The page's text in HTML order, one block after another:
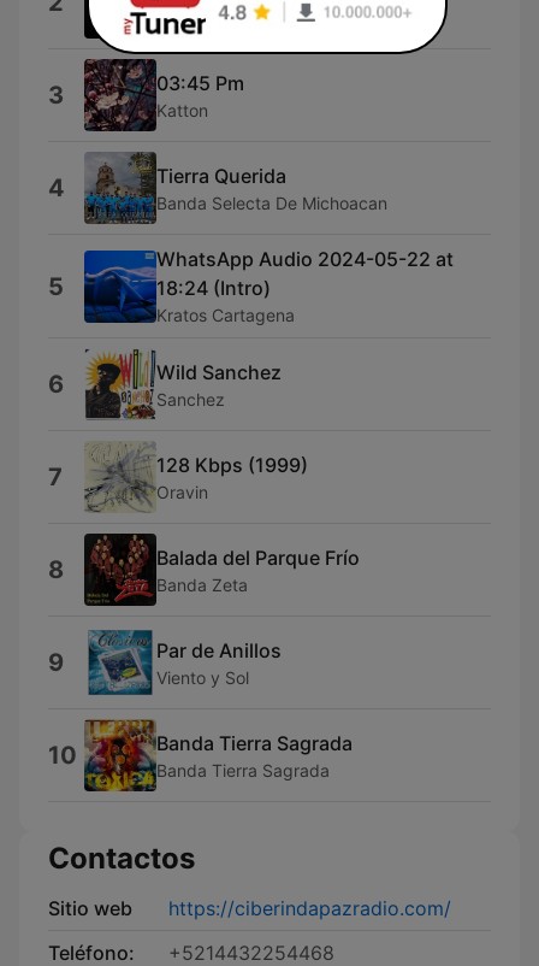
Clave 03
3 03:45 Pm
Katton
4 Tierra Querida
Banda Selecta De Michoacan
5
WhatsApp Audio 2024-05-22 at
18:24 (Intro)
Kratos Cartagena
6 Wild Sanchez
Sanchez
7 128 Kbps (1999)
Oravin
8 Balada del Parque Frío
Banda Zeta
9 Par de Anillos
Viento y Sol
10 Banda Tierra Sagrada
Banda Tierra Sagrada
Contactos
Sitio web
https://ciberindapazradio.com/
Teléfono:
+5214432254468